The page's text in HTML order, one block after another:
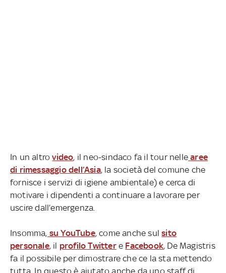
In un altrovideo, il neo-sindaco fa il tour nelle aree
di rimessaggio dell’Asia, la società del comune che
fornisce i servizi di igiene ambientale) e cerca di
motivare i dipendenti a continuare a lavorare per
uscire dall’emergenza.
Insomma, su YouTube, come anche sulsito
personale, il profilo Twittere Facebook, De Magistris
fa il possibile per dimostrare che ce la sta mettendo
tutta. In questo è aiutato anche da uno staff di